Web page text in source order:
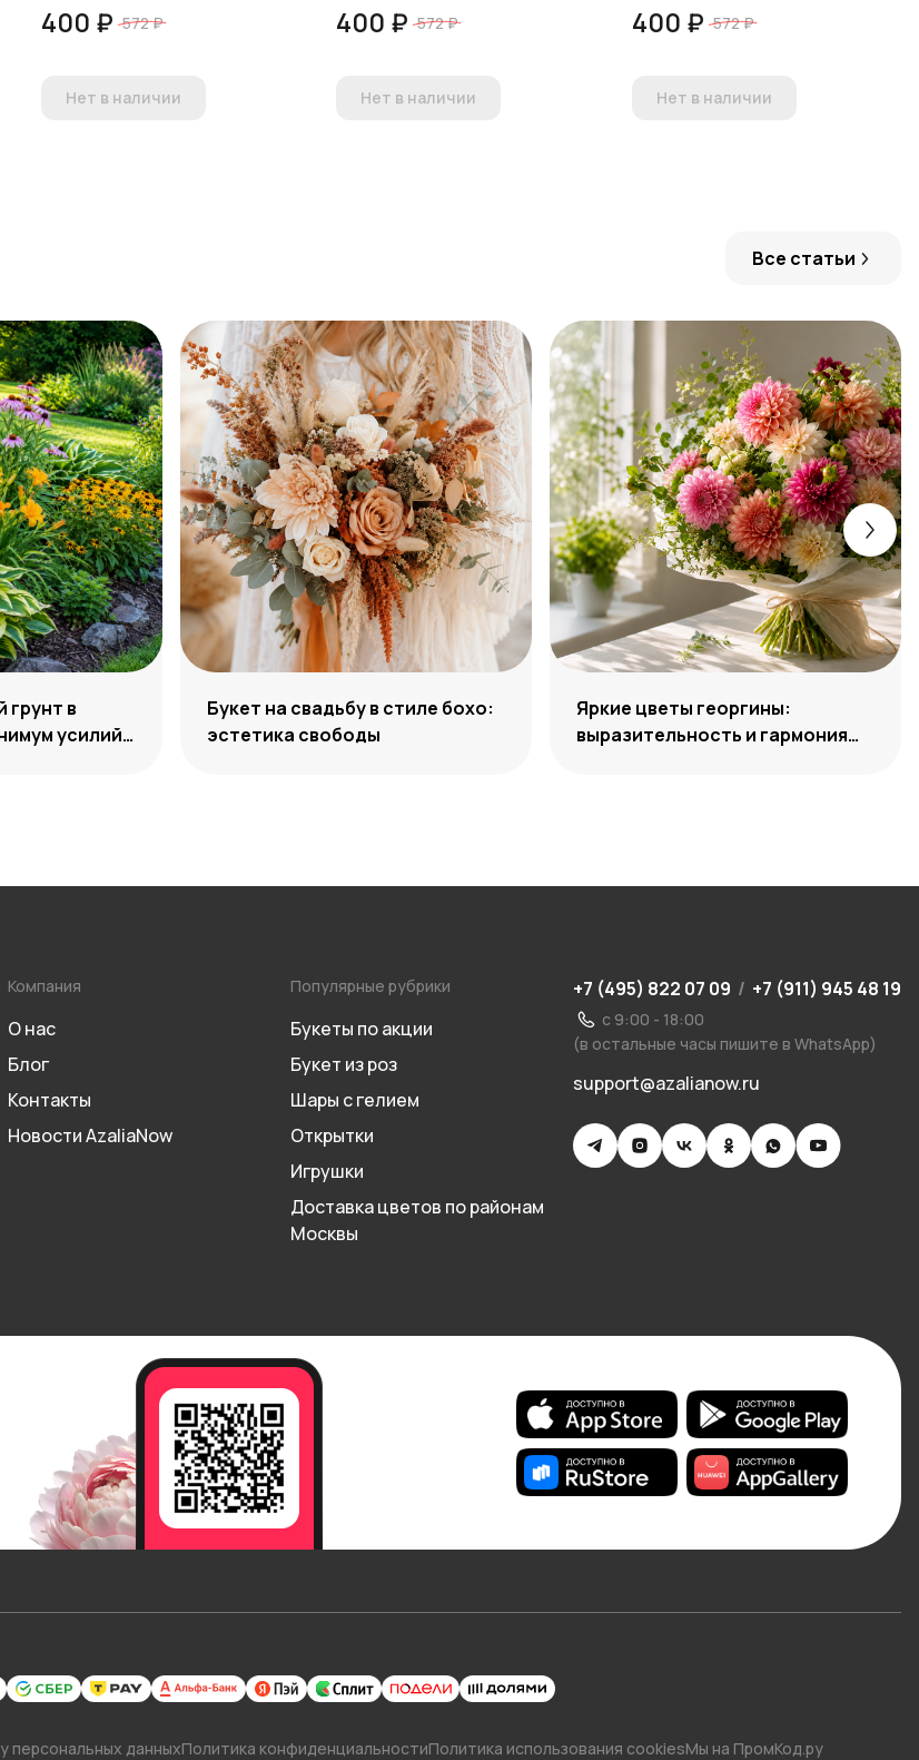
400 ₽ 572 ₽
Нет в наличии
400 ₽ 572 ₽
Нет в наличии
400 ₽ 572 ₽
Нет в наличии
Все статьи
грунт в
усилий,
Букет на свадьбу в стиле бохо:
эстетика свободы
Яркие цветы георгины:
выразительность и гармония
Компания
О нас
Блог
Контакты
Новости AzaliaNow
Популярные рубрики
Букеты по акции
Букет из роз
Шары с гелием
Открытки
Игрушки
Доставка цветов по районам
Москвы
+7 (495) 822 07 09 / +7 (911) 945 48 19
с 9:00 - 18:00
(в остальные часы пишите в WhatsApp)
support@azalianow.ru
персональных данныхПолитика конфиденциальностиПолитика использования cookiesМы на ПромКод.ру